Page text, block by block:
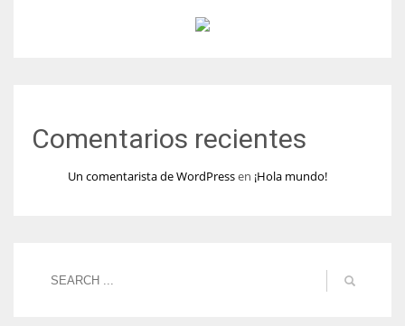
Comentarios recientes
Un comentarista de WordPressen ¡Hola mundo!